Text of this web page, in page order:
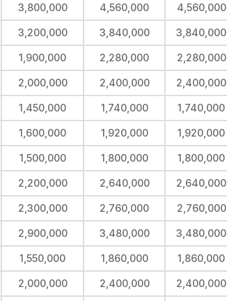
3,800,000 4,560,000 4,560,000
3,200,000 3,840,000 3,840,000
1,900,000 2,280,000 2,280,000
2,000,000 2,400,000 2,400,000
1,450,000 1,740,000 1,740,000
1,600,000 1,920,000 1,920,000
1,500,000 1,800,000 1,800,000
2,200,000 2,640,000 2,640,000
2,300,000 2,760,000 2,760,000
2,900,000 3,480,000 3,480,000
1,550,000 1,860,000 1,860,000
2,000,000 2,400,000 2,400,000